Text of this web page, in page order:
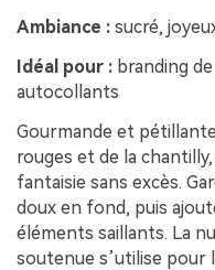
Ambiance : sucré,
Idéal pour : branding
autocollants
Gourmande et
rouges et de la
fantaisie sans excès.
doux en fond, puis
éléments saillants. La
soutenue s’utilise pour